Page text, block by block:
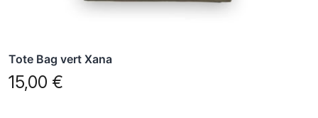
Tote Bag vert Xana
15,00 €